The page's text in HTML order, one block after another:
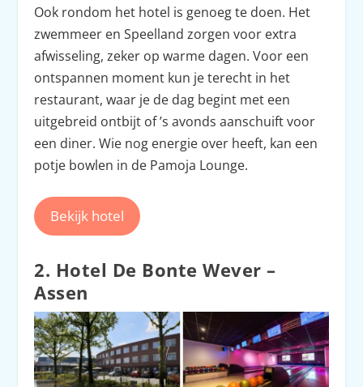
Ook rondom het hotel is genoeg te doen. Het
zwemmeer en Speelland zorgen voor extra
afwisseling, zeker op warme dagen. Voor een
ontspannen moment kun je terecht in het
restaurant, waar je de dag begint met een
uitgebreid ontbijt of ’s avonds aanschuift voor
een diner. Wie nog energie over heeft, kan een
potje bowlen in de Pamoja Lounge.
Bekijk hotel
2. Hotel De Bonte Wever –
Assen